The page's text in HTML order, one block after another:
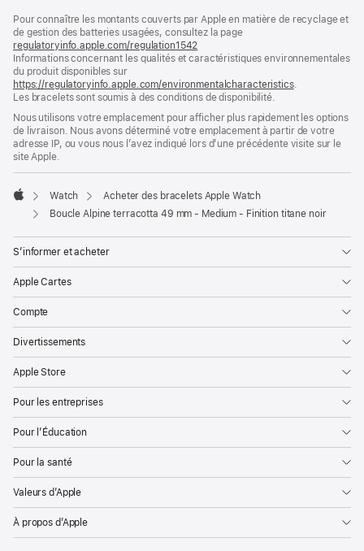
une
nouvelle
fenêtre)
Pour connaître les montants couverts par Apple en matière de recyclage et
de gestion des batteries usagées, consultez la page
regulatoryinfo.apple.com/regulation1542
dans
nouvelle
fenêtre)
Informations concernant les qualités et caractéristiques environnementales
du produit disponibles sur
https://regulatoryinfo.apple.com/environmentalcharacteristics.
Les bracelets sont soumis à des conditions de disponibilité.
Nous utilisons votre emplacement pour afficher plus rapidement les options
de livraison. Nous avons déterminé votre emplacement à partir de votre
adresse IP, ou vous nous l’avez indiqué lors d’une précédente visite sur le
site Apple.
Apple
Watch
Acheter des bracelets Apple Watch
Boucle Alpine terracotta 49 mm - Medium - Finition titane noir
S’informer et acheter
Apple Cartes
Compte
Divertissements
Apple Store
Pour les entreprises
Pour l’Éducation
Pour la santé
Valeurs d’Apple
À propos d’Apple